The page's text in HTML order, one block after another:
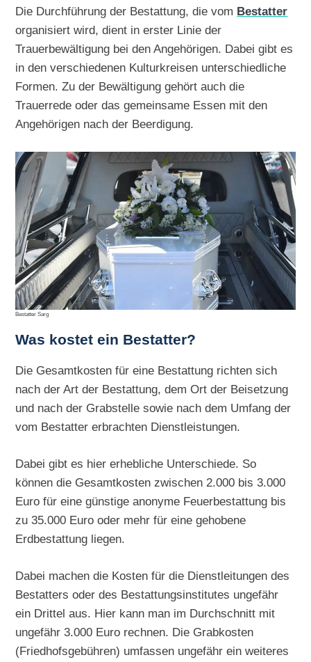
Die Durchführung der Bestattung, die vom Bestatter
organisiert wird, dient in erster Linie der
Trauerbewältigung bei den Angehörigen. Dabei gibt es
in den verschiedenen Kulturkreisen unterschiedliche
Formen. Zu der Bewältigung gehört auch die
Trauerrede oder das gemeinsame Essen mit den
Angehörigen nach der Beerdigung.
Bestatter Sarg
Was kostet ein Bestatter?
Die Gesamtkosten für eine Bestattung richten sich
nach der Art der Bestattung, dem Ort der Beisetzung
und nach der Grabstelle sowie nach dem Umfang der
vom Bestatter erbrachten Dienstleistungen.
Dabei gibt es hier erhebliche Unterschiede. So
können die Gesamtkosten zwischen 2.000 bis 3.000
Euro für eine günstige anonyme Feuerbestattung bis
zu 35.000 Euro oder mehr für eine gehobene
Erdbestattung liegen.
Dabei machen die Kosten für die Dienstleitungen des
Bestatters oder des Bestattungsinstitutes ungefähr
ein Drittel aus. Hier kann man im Durchschnitt mit
ungefähr 3.000 Euro rechnen. Die Grabkosten
(Friedhofsgebühren) umfassen ungefähr ein weiteres